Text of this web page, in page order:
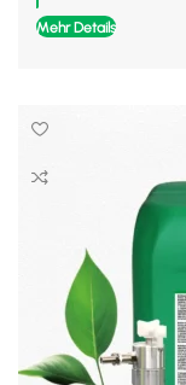
Mehr Details